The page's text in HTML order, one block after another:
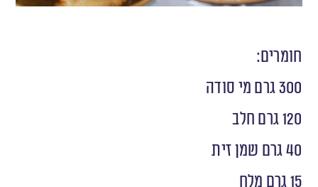
חומרים:
300 גרם מי סודה
120 גרם חלב
40 גרם שמן זית
15 גרם מלח